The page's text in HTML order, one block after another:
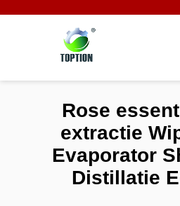
Rose
extractie
Evaporator
Distillatie